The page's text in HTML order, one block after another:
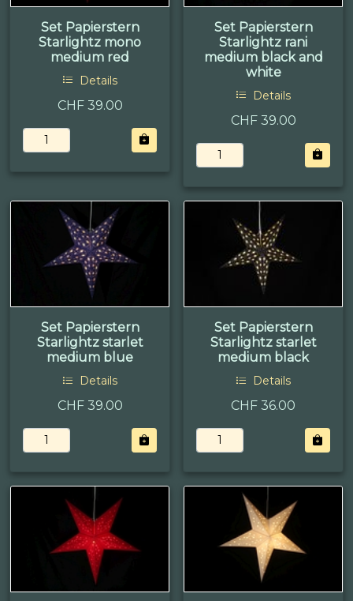
Set Papierstern
Starlightz mono
medium red
Details
CHF 39.00
Set Papierstern
Starlightz rani
medium black and
white
Details
CHF 39.00
Set Papierstern
Starlightz starlet
medium blue
Details
CHF 39.00
Set Papierstern
Starlightz starlet
medium black
Details
CHF 36.00